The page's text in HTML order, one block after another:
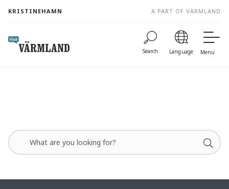
content
KRISTINEHAMN A PART OF VÄRMLAND
Search Language Menu